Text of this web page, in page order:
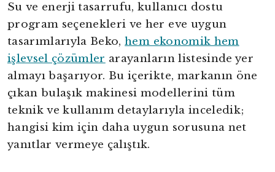
Su ve enerji tasarrufu, kullanıcı dostu
program seçenekleri ve her eve uygun
tasarımlarıyla Beko,hem ekonomik hem
işlevsel çözümler arayanların listesinde yer
almayı başarıyor. Bu içerikte, markanın öne
çıkan bulaşık makinesi modellerini tüm
teknik ve kullanım detaylarıyla inceledik;
hangisi kim için daha uygun sorusuna net
yanıtlar vermeye çalıştık.